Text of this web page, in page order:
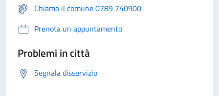
Chiama il comune 0789 740900
Prenota un appuntamento
Problemi in città
Segnala disservizio